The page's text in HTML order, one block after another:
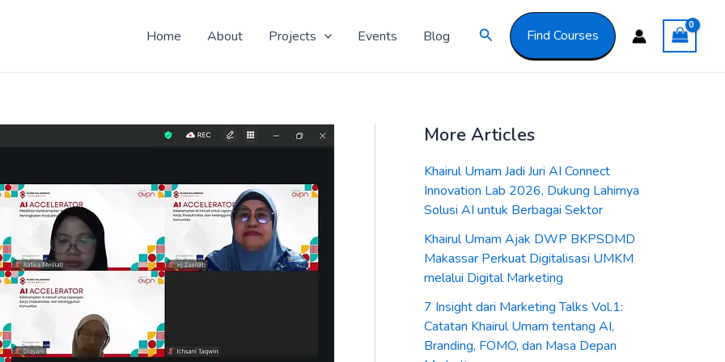
Home About Projects Events Blog Search Find Courses
More Articles
Khairul Umam Jadi Juri AI Connect
Innovation Lab 2026, Dukung Lahirnya
Solusi AI untuk Berbagai Sektor
Khairul Umam Ajak DWP BKPSDMD
Makassar Perkuat Digitalisasi UMKM
melalui Digital Marketing
7 Insight dari Marketing Talks Vol.1:
Catatan Khairul Umam tentang AI,
Branding, FOMO, dan Masa Depan
Yo! Don't know why you here, but nice to see ya! Got it!